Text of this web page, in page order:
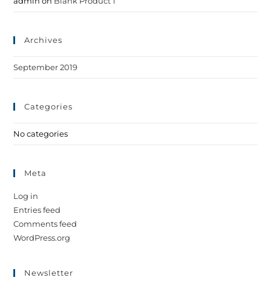
Archives
September 2019
Categories
No categories
Meta
Log in
Entries feed
Comments feed
WordPress.org
Newsletter